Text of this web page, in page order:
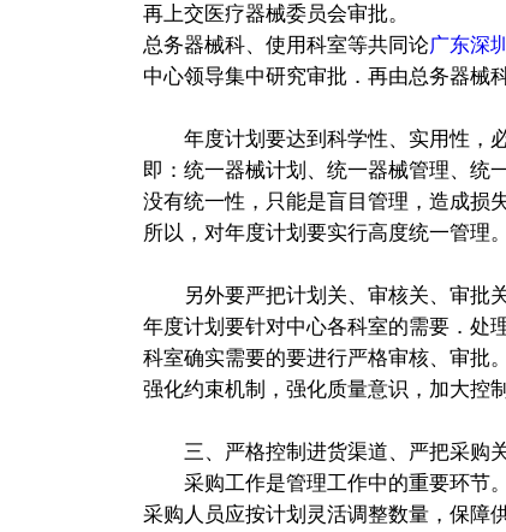
再上交医疗器械委员会审批。
总务器械科、使用科室等共同论广东深
中心领导集中研究审批．再由总务器械
年度计划要达到科学性、实用性，必
即：统一器械计划、统一器械管理、统
没有统一性，只能是盲目管理，造成损
所以，对年度计划要实行高度统一管理。
另外要严把计划关、审核关、审批关
年度计划要针对中心各科室的需要．处
科室确实需要的要进行严格审核、审批。
强化约束机制，强化质量意识，加大控
三、严格控制进货渠道、严把采购
采购工作是管理工作中的重要环节。
采购人员应按计划灵活调整数量，保障供